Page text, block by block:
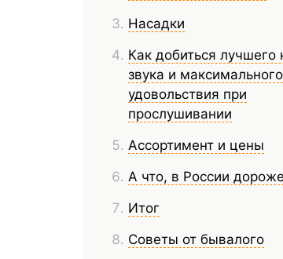
Насадки
Как добиться лучшего
звука и максимального
удовольствия при
прослушивании
Ассортимент и цены
А что, в России
Итог
Советы от бывалого